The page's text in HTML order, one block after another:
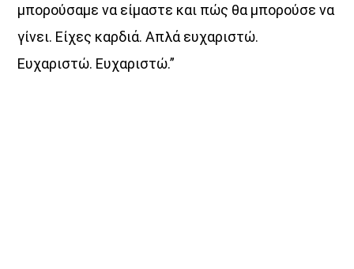
μπορούσαμε να είμαστε και πώς θα μπορούσε να
γίνει. Είχες καρδιά. Απλά ευχαριστώ.
Ευχαριστώ. Ευχαριστώ.”